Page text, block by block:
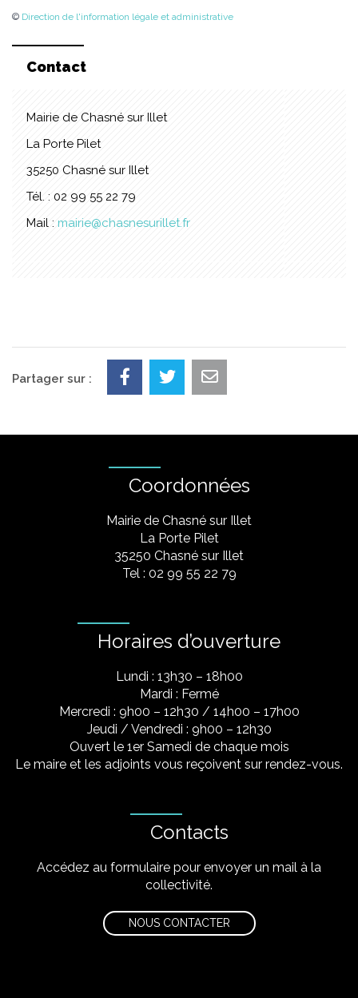
© Direction de l'information légale et administrative
Contact
Mairie de Chasné sur Illet
La Porte Pilet
35250 Chasné sur Illet
Tél. : 02 99 55 22 79
Mail : mairie@chasnesurillet.fr
Partager sur :
Coordonnées
Mairie de Chasné sur Illet
La Porte Pilet
35250 Chasné sur Illet
Tel : 02 99 55 22 79
Horaires d’ouverture
Lundi : 13h30 – 18h00
Mardi : Fermé
Mercredi : 9h00 – 12h30 / 14h00 – 17h00
Jeudi / Vendredi : 9h00 – 12h30
Ouvert le 1er Samedi de chaque mois
Le maire et les adjoints vous reçoivent sur rendez-vous.
Contacts
Accédez au formulaire pour envoyer un mail à la
collectivité.
NOUS CONTACTER